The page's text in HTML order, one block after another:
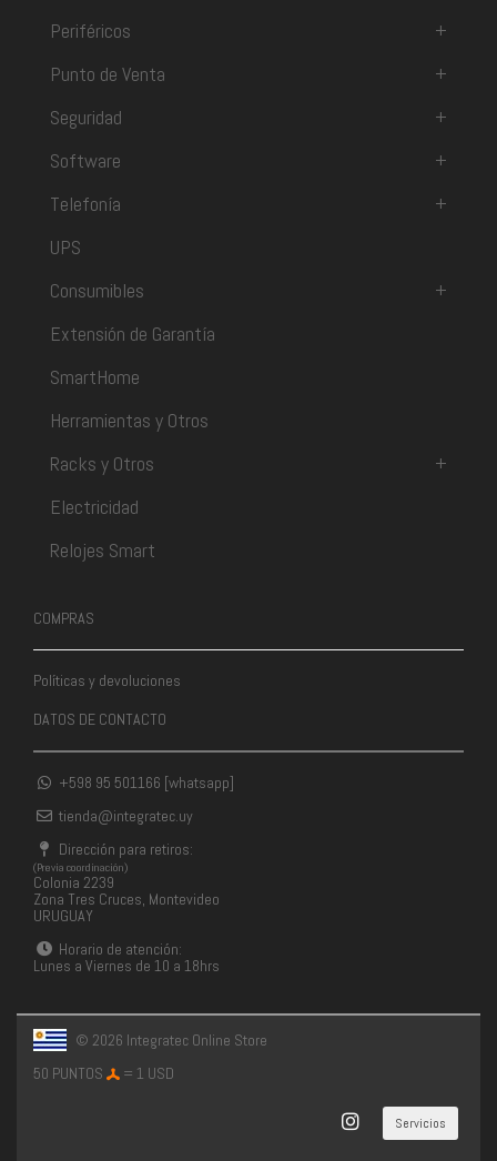
Periféricos
+
Punto de Venta
+
Seguridad
+
Software
+
Telefonía
+
UPS
Consumibles
+
Extensión de Garantía
SmartHome
Herramientas y Otros
Racks y Otros
+
Electricidad
Relojes Smart
COMPRAS
Políticas y devoluciones
DATOS DE CONTACTO
+598 95 501166 [whatsapp]
tienda@integratec.uy
Dirección para retiros:
(Previa coordinación)
Colonia 2239
Zona Tres Cruces, Montevideo
URUGUAY
Horario de atención:
Lunes a Viernes de 10 a 18hrs
© 2026 Integratec Online Store
50 PUNTOS
= 1 USD
Servicios